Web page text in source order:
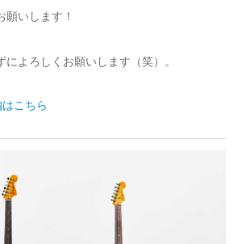
願いします！
によろしくお願いします（笑）。
こちら